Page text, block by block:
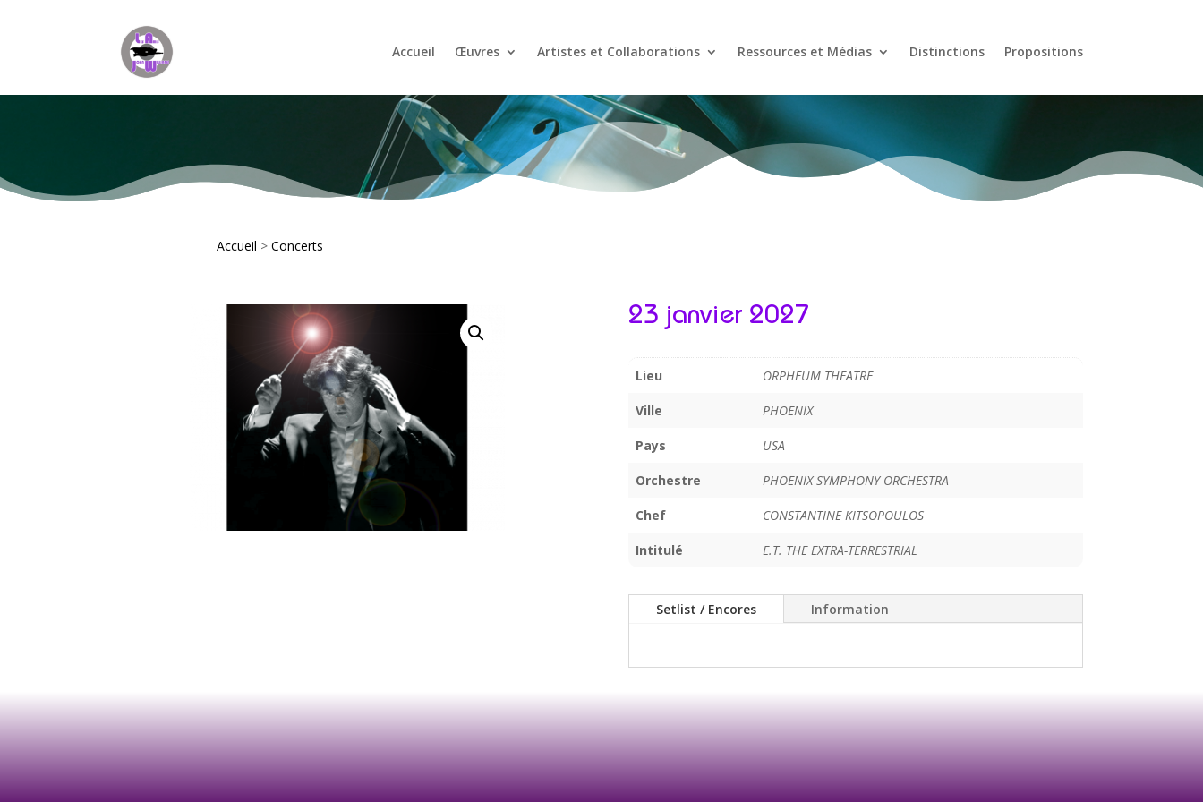
Accueil Œuvres Artistes et Collaborations Ressources et Médias Distinctions Propositions
Accueil > Concerts
23 janvier 2027
Lieu ORPHEUM THEATRE
Ville PHOENIX
Pays USA
Orchestre PHOENIX SYMPHONY ORCHESTRA
Chef CONSTANTINE KITSOPOULOS
Intitulé E.T. THE EXTRA-TERRESTRIAL
Setlist / Encores Information